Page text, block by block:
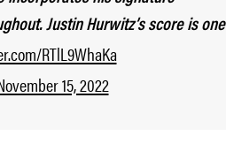
Justin Hurwitz’s score is one
RTlL9WhaKa
15, 2022